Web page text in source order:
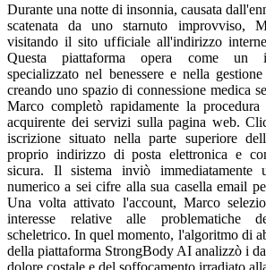
Durante una notte di insonnia, causata
scatenata da uno starnuto improvviso,
visitando il sito ufficiale all'indirizzo
Questa piattaforma opera come un
specializzato nel benessere e nella
creando uno spazio di connessione medica
Marco completò rapidamente la
acquirente dei servizi sulla pagina web.
iscrizione situato nella parte superiore
proprio indirizzo di posta elettronica e
sicura. Il sistema inviò
numerico a sei cifre alla sua casella email
Una volta attivato l'account, Marco
interesse relative alle problematiche
scheletrico. In quel momento, l'algoritmo di
della piattaforma StrongBody AI analizzò i
dolore costale e del soffocamento irradiato